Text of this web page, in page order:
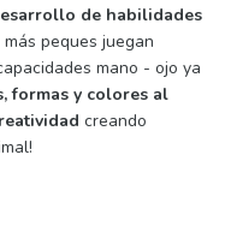
de habilidades
peques juegan
mano - ojo ya
formas y colores al
creando